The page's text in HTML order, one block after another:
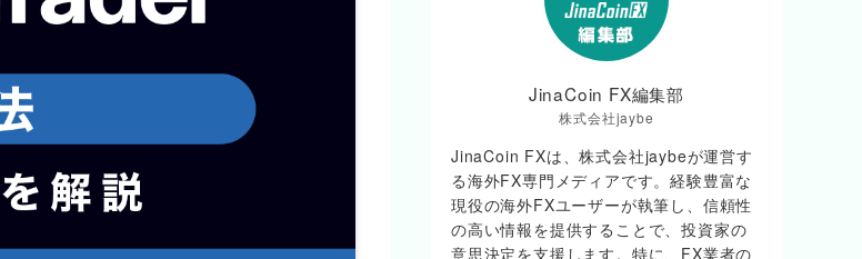
JinaCoin FX編集部
株式会社jaybe
JinaCoin FXは、株式会社jaybeが運営す
る海外FX専門メディアです。経験豊富な
現役の海外FXユーザーが執筆し、信頼性
の高い情報を提供することで、投資家の
意思決定を支援します。特に、FX業者の